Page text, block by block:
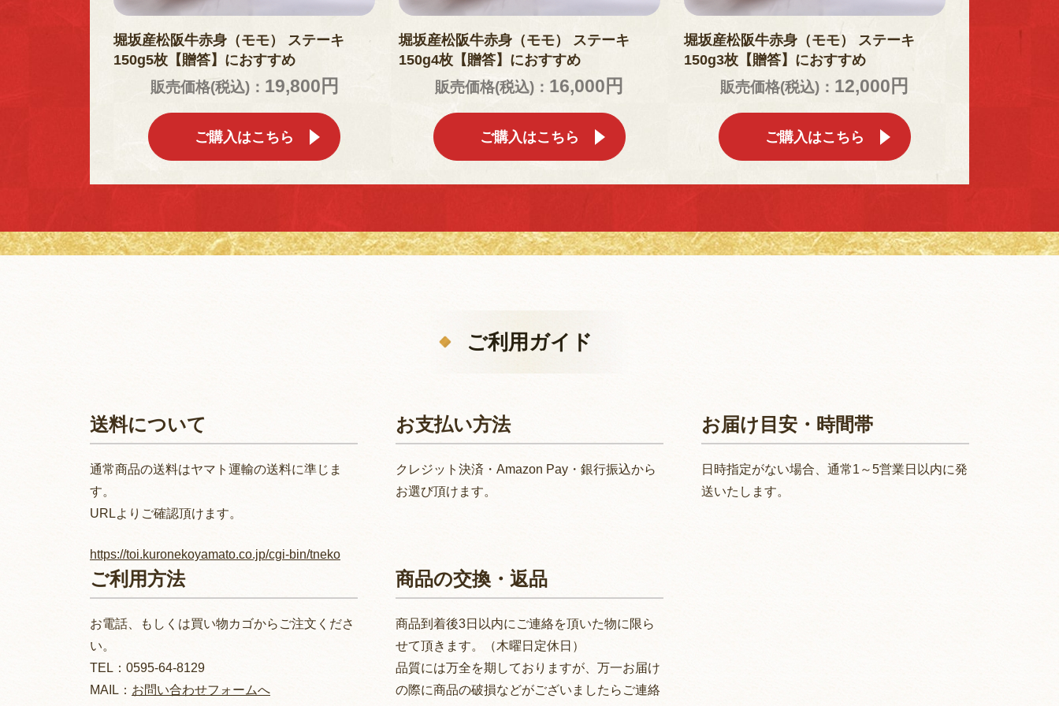
堀坂産松阪牛赤身（モモ） ステーキ
150g5枚【贈答】におすすめ
販売価格(税込)： 19,800円
ご購入はこちら
堀坂産松阪牛赤身（モモ） ステーキ
150g4枚【贈答】におすすめ
販売価格(税込)： 16,000円
ご購入はこちら
堀坂産松阪牛赤身（モモ） ステーキ
150g3枚【贈答】におすすめ
販売価格(税込)： 12,000円
ご購入はこちら
ご利用ガイド
送料について
通常商品の送料はヤマト運輸の送料に準じま
す。
URLよりご確認頂けます。
https://toi.kuronekoyamato.co.jp/cgi-bin/tneko
ご利用方法
お電話、もしくは買い物カゴからご注文くださ
い。
TEL：0595-64-8129
MAIL： お問い合わせフォームへ
お支払い方法
クレジット決済・Amazon Pay・銀行振込から
お選び頂けます。
商品の交換・返品
商品到着後3日以内にご連絡を頂いた物に限ら
せて頂きます。（木曜日定休日）
品質には万全を期しておりますが、万一お届け
の際に商品の破損などがございましたらご連絡
お届け目安・時間帯
日時指定がない場合、通常1～5営業日以内に発
送いたします。